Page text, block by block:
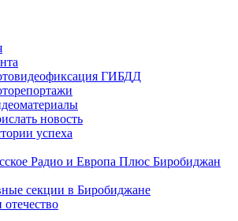
ГИБДД
новость
успеха
Радио и Европа Плюс Биробиджан
секции в Биробиджане
отечество